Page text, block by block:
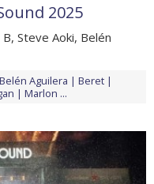
2025
Steve Aoki, Belén
Belén Aguilera
Beret
Marlon ...